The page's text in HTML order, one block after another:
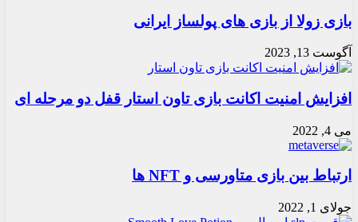
بازی زولا از بازی های پولساز ایرانی
آگوست 13, 2023
افزایش امنیت اکانت بازی تاون استار قفل دو مرحله ای
می 4, 2022
ارتباط بین بازی متاورسی و NFT ها
جولای 1, 2022